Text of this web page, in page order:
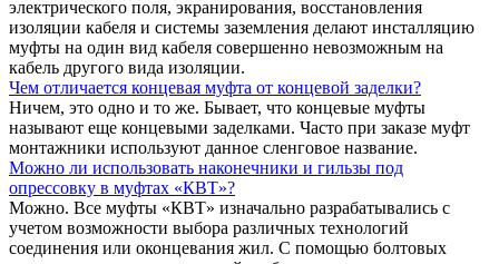
электрического поля, экранирования, восстановления
изоляции кабеля и системы заземления делают инсталляцию
муфты на один вид кабеля совершенно невозможным на
кабель другого вида изоляции.
Чем отличается концевая муфта от концевой заделки?
Ничем, это одно и то же. Бывает, что концевые муфты
называют еще концевыми заделками. Часто при заказе муфт
монтажники используют данное сленговое название.
Можно ли использовать наконечники и гильзы под
опрессовку в муфтах «КВТ»?
Можно. Все муфты «КВТ» изначально разрабатывались с
учетом возможности выбора различных технологий
соединения или оконцевания жил. С помощью болтовых